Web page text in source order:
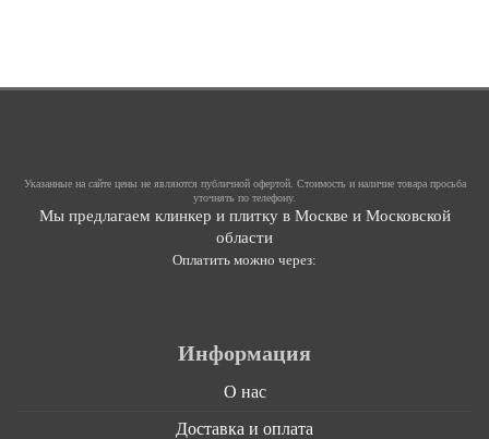
Указанные на сайте цены не являются публичной офертой. Стоимость и наличие товара просьба
уточнять по телефону.
Мы предлагаем клинкер и плитку в Москве и Московской
области
Оплатить можно через:
Информация
О нас
Доставка и оплата